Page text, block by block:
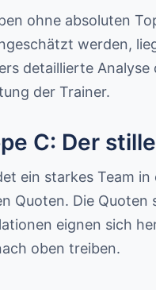
ohne absoluten
werden,
detaillierte
der Trainer.
C: Der
ein starkes Team
Quoten. Die
eignen sich
oben treiben.